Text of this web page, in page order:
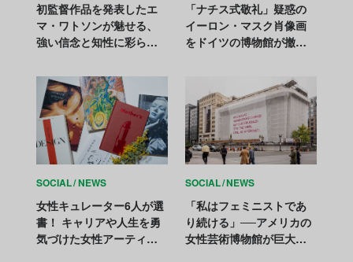
初監督作品を発表したエ
マ・ワトソンが魅せる、
強い信念と知性に彩られ
セレブたち Vol. 4】
「ナチス式敬礼」疑惑の
イーロン・マスク肖像画
をドイツの博物館が撤
SOCIAL NEWS
女性キュレーター6人が選
書！ キャリアや人生を勇
気づけた女性アーティス
SOCIAL NEWS
「私はフェミニストであ
り続ける」──アメリカの
女性芸術博物館が巨大な